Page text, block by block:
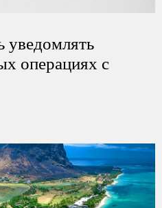
уведомлять
операциях с